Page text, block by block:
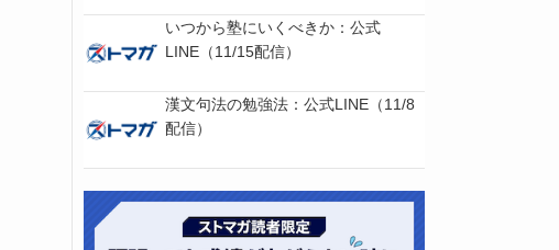
いつから塾にいくべきか：公式
LINE（11/15配信）
漢文句法の勉強法：公式LINE（11/8
配信）